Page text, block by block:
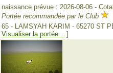
naissance prévue : 2026-08-06 -
Portée recommandée par le Club
65 - LAMSYAH KARIM - 65270 ST
Visualiser la portée... ]